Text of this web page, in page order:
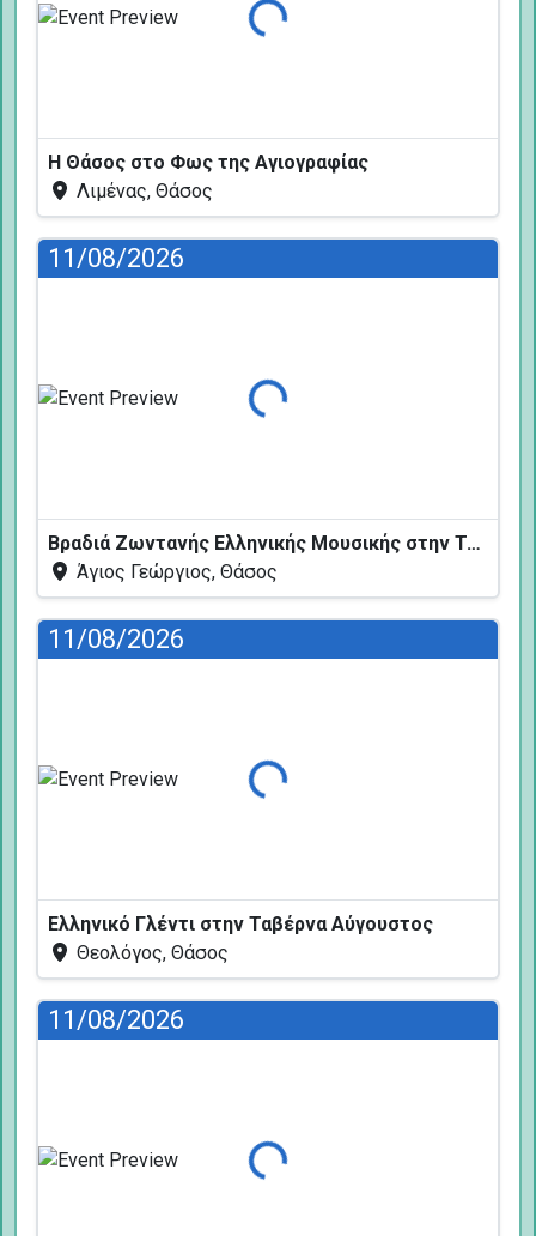
Φόρτωση...
Η Θάσος στο Φως της Αγιογραφίας
Λιμένας, Θάσος
11/08/2026
Φόρτωση...
Βραδιά Ζωντανής Ελληνικής Μουσικής στην Ταβέρνα Κελάρι
Άγιος Γεώργιος, Θάσος
11/08/2026
Φόρτωση...
Ελληνικό Γλέντι στην Ταβέρνα Αύγουστος
Θεολόγος, Θάσος
11/08/2026
Φόρτωση...